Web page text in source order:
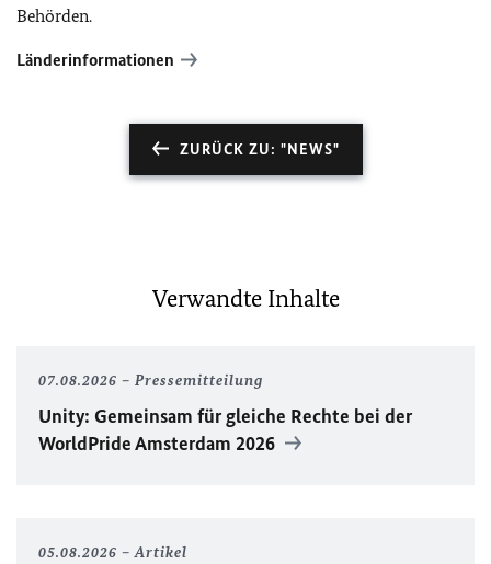
Behörden.
Länderinformationen
ZURÜCK ZU: "NEWS"
Verwandte Inhalte
07.08.2026 Pressemitteilung
Unity: Gemeinsam für gleiche Rechte bei der
WorldPrideAmsterdam 2026
05.08.2026 Artikel